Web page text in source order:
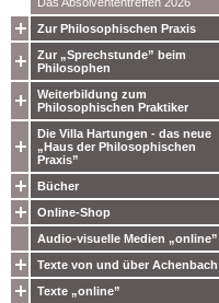
Zur Philosophischen Praxis
Zur „Sprechstunde” beim
Philosophen
Weiterbildung zum
Philosophischen Praktiker
Die Villa Hartungen - das neue
„Haus der Philosophischen
Praxis”
Bücher
Online-Shop
Audio-visuelle Medien „online”
Texte von und über Achenbach
Texte „online”